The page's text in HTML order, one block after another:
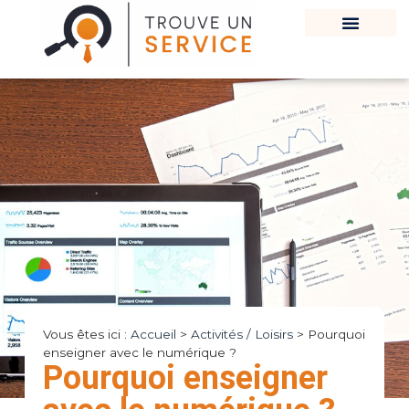
Vous êtes ici : Accueil > Activités / Loisirs> Pourquoi
enseigner avec le numérique ?
Pourquoi enseigner